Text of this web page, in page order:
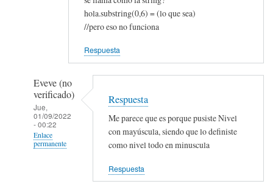
hola.substring(0,6) = (lo que sea)
//pero eso no funciona
Respuesta
Eveve (no
verificado)
Jue,
01/09/2022
- 00:22
Enlace
permanente
Respuesta
Me parece que es porque pusiste Nivel
con mayúscula, siendo que lo definiste
como nivel todo en minuscula
Respuesta